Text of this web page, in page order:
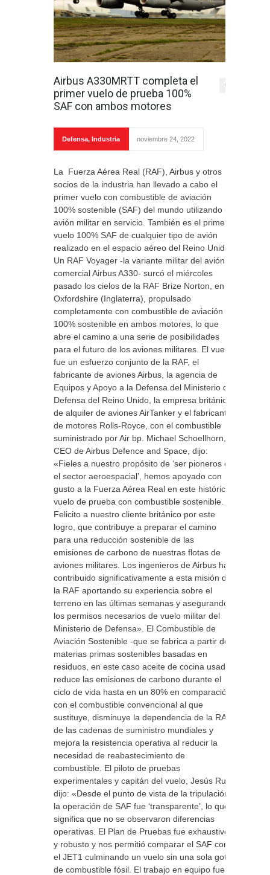
Airbus A330MRTT completa el
primer vuelo de prueba 100%
SAF con ambos motores
0
Defensa, Industria noviembre 24, 2022
La Fuerza Aérea Real (RAF), Airbus y otros
socios de la industria han llevado a cabo el
primer vuelo con combustible de aviación
100% sostenible (SAF) del mundo utilizando un
avión militar en servicio. También es el primer
vuelo 100% SAF de cualquier tipo de avión
realizado en el espacio aéreo del Reino Unido.
Un RAF Voyager -la variante militar del avión
comercial Airbus A330- surcó el miércoles
pasado los cielos de la RAF Brize Norton, en
Oxfordshire (Inglaterra), propulsado
completamente con combustible de aviación
100% sostenible en ambos motores, lo que
abre el camino a una serie de posibilidades
para el futuro de los aviones militares. El vuelo
fue un esfuerzo conjunto de la RAF, el
fabricante de aviones Airbus, la agencia de
Equipos y Apoyo a la Defensa del Ministerio de
Defensa del Reino Unido, la empresa británica
de alquiler de aviones AirTanker y el fabricante
de motores Rolls-Royce, con el combustible
suministrado por Air bp. Michael Schoellhorn,
CEO de Airbus Defence and Space, dijo:
«Fieles a nuestro propósito de ‘ser pioneros en
el sector aeroespacial’, hemos apoyado con
gusto a la Fuerza Aérea Real en este histórico
vuelo de prueba con combustible sostenible.
Felicito a nuestro cliente británico por este
logro, que contribuye a preparar el camino
para una reducción sostenible de las
emisiones de carbono de nuestras flotas de
aviones militares. Los ingenieros de Airbus han
contribuido significativamente a esta misión de
la RAF aportando su experiencia sobre el
terreno en las últimas semanas y asegurando
los permisos necesarios de vuelo militar del
Ministerio de Defensa». El Combustible de
Aviación Sostenible -que se fabrica a partir de
materias primas sostenibles basadas en
residuos, en este caso aceite de cocina usado-
reduce las emisiones de carbono durante el
ciclo de vida hasta en un 80% en comparación
con el combustible convencional al que
sustituye, disminuye la dependencia de la RAF
de las cadenas de suministro mundiales y
mejora la resistencia operativa al reducir la
necesidad de reabastecimiento de
combustible. El piloto de pruebas
experimentales y capitán del vuelo, Jesús Ruiz,
dijo: «Desde el punto de vista de la tripulación,
la operación de SAF fue ‘transparente’, lo que
significa que no se observaron diferencias
operativas. El Plan de Pruebas fue exhaustivo
y robusto y nos permitió comparar el SAF con
el JET1 culminando un vuelo sin una sola gota
de combustible fósil. El trabajo en equipo fue